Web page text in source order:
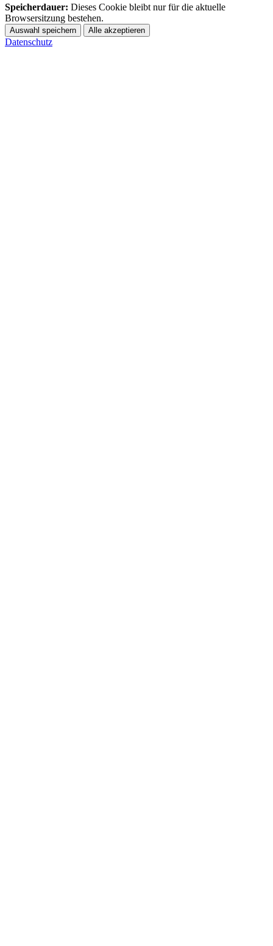
Speicherdauer: Dieses Cookie bleibt nur für die aktuelle
Browsersitzung bestehen.
Auswahl speichern Alle akzeptieren
Datenschutz